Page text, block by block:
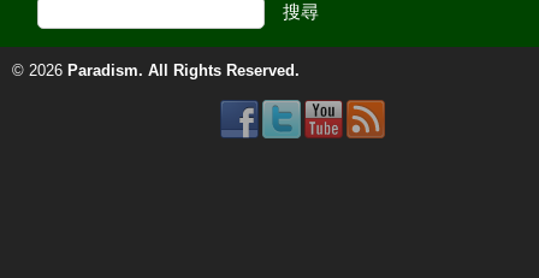
© 2026 Paradism. All Rights Reserved.